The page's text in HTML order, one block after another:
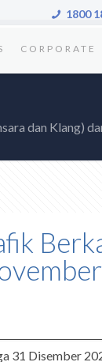
1800
CORPORATE
dan Klang)
31 Disember